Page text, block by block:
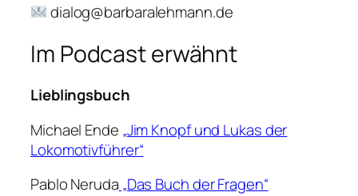
dialog@barbaralehmann.de
Im Podcast erwähnt
Lieblingsbuch
Michael Ende „Jim Knopf und Lukas der
Lokomotivführer“
Pablo Neruda „Das Buch der Fragen“